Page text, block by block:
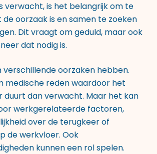
verwacht, is het belangrijk om te
oorzaak is en samen te zoeken
Dit vraagt om geduld, maar ook
dat nodig is.
verschillende oorzaken hebben.
medische reden waardoor het
duurt dan verwacht. Maar het kan
werkgerelateerde factoren,
over de terugkeer of
de werkvloer. Ook
kunnen een rol spelen.